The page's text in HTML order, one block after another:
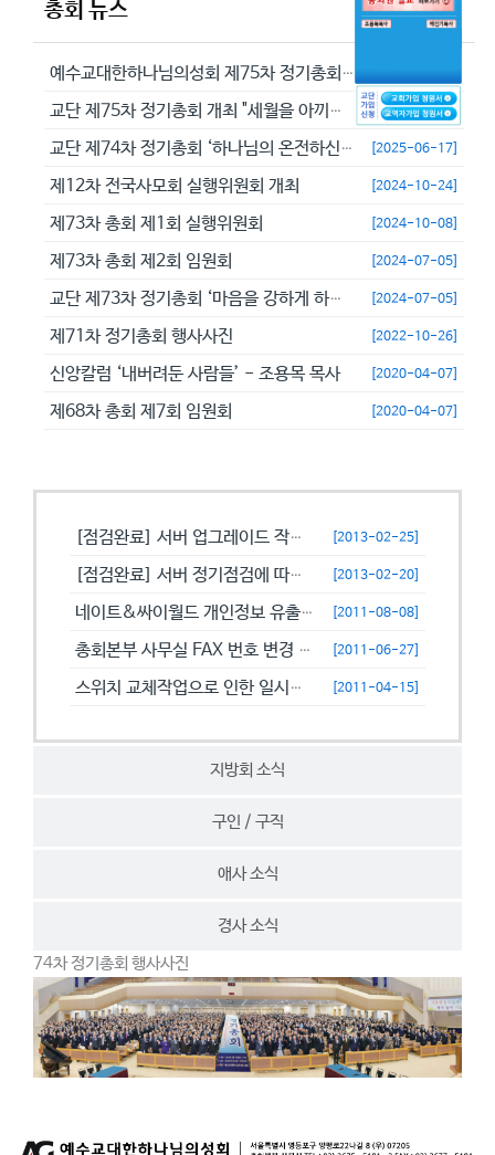
총회 뉴스
예수교대한하나님의성회 제75차 정기총회에서 정동수 목사를 이단으로 결의... [2026-05-29]
교단 제75차 정기총회 개최 "세월을 아끼라 때가 악하니라"(엡 5:16... [2026-05-23]
교단 제74차 정기총회 ‘하나님의 온전하신 뜻을 분별하자’ [2025-06-17]
제12차 전국사모회 실행위원회 개최 [2024-10-24]
제73차 총회 제1회 실행위원회 [2024-10-08]
제73차 총회 제2회 임원회 [2024-07-05]
교단 제73차 정기총회 ‘마음을 강하게 하고 극히 담대히 하라’ [2024-07-05]
제71차 정기총회 행사사진 [2022-10-26]
신앙칼럼 ‘내버려둔 사람들’ - 조용목 목사 [2020-04-07]
제68차 총회 제7회 임원회 [2020-04-07]
지방회 소식
구인 / 구직
애사 소식
경사 소식
[점검완료] 서버 업그레이드 작업으로 일시적으로 사용이 불안정할수 있습니... [2013-02-25]
[점검완료] 서버 정기점검에 따른 이용 제한 안내 [2013-02-20]
네이트&싸이월드 개인정보 유출에 따른 비밀번호 변경 캠페인! [2011-08-08]
총회본부 사무실 FAX 번호 변경 안내 [2011-06-27]
스위치 교체작업으로 인한 일시접속제한 안내 [2011-04-15]
74차 정기총회 행사사진